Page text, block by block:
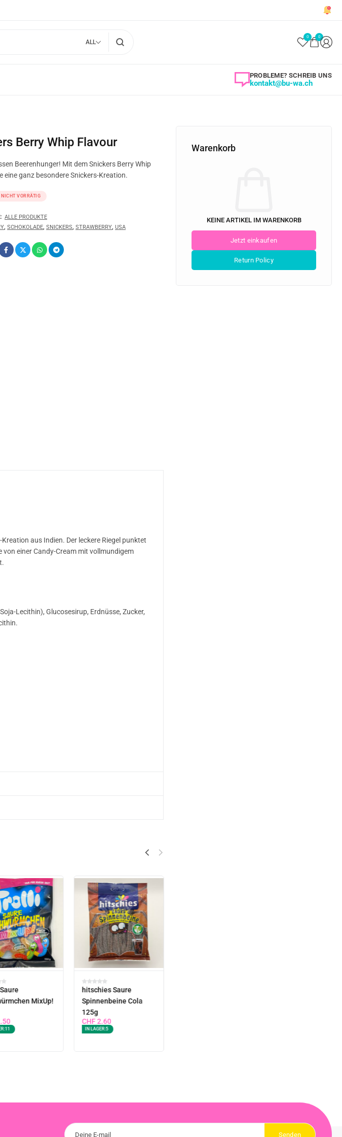
ALL
0 0
kontakt@bu-wa.ch
PROBLEME? SCHREIB UNS
Berry Whip Flavour
Beerenhunger! Mit dem Snickers Berry Whip
eine ganz besondere Snickers-Kreation.
NICHT VORRÄTIG
ALLE PRODUKTE
, SCHOKOLADE, SNICKERS, STRAWBERRY, USA
aus Indien. Der leckere Riegel punktet
einer Candy-Cream mit vollmundigem
Lecithin), Glucosesirup, Erdnüsse, Zucker,
MixUp!
11
hitschies Saure
Spinnenbeine Cola
125g
CHF2.60
IN LAGER:5
Warenkorb
KEINE ARTIKEL IM WARENKORB